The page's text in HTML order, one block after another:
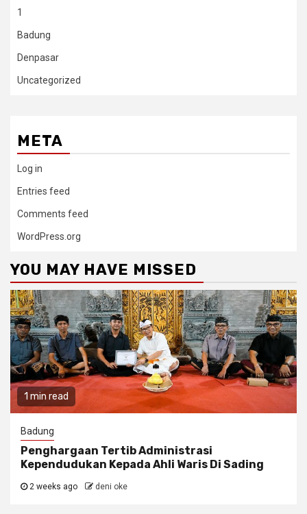
1
Badung
Denpasar
Uncategorized
META
Log in
Entries feed
Comments feed
WordPress.org
YOU MAY HAVE MISSED
1 min read
Badung
Penghargaan Tertib Administrasi
Kependudukan Kepada Ahli Waris Di Sading
2 weeks ago deni oke